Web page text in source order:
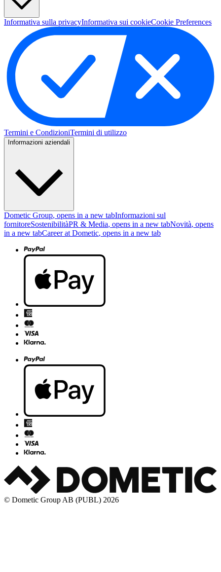
Informativa sulla privacyInformativa sui cookieCookie Preferences
Termini e CondizioniTermini di utilizzo
Informazioni aziendali
Dometic Group, opens in a new tabInformazioni sul
fornitoreSostenibilitàPR & Media, opens in a new tabNovità, opens
in a new tabCareer at Dometic, opens in a new tab
© Dometic Group AB (PUBL) 2026